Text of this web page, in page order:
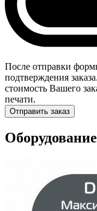
После отправки
подтверждения
стоимость Вашего
печати.
Отправить заказ